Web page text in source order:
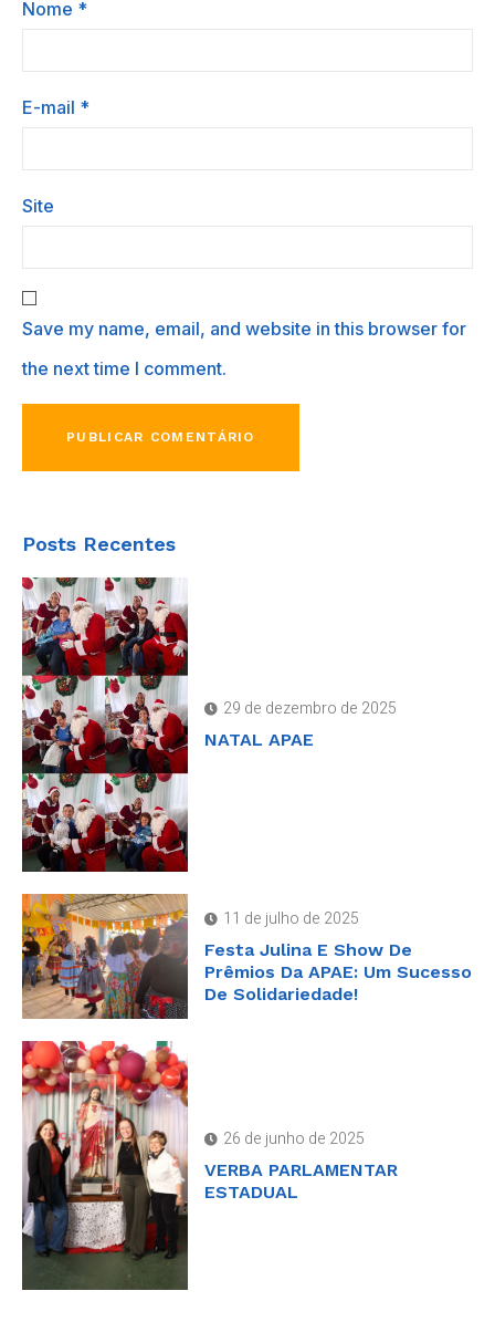
Nome *
E-mail *
Site
Save my name, email, and website in this browser for
the next time I comment.
Posts Recentes
29 de dezembro de 2025
NATAL APAE
11 de julho de 2025
Festa Julina E Show De
Prêmios Da APAE: Um Sucesso
De Solidariedade!
26 de junho de 2025
VERBA PARLAMENTAR
ESTADUAL